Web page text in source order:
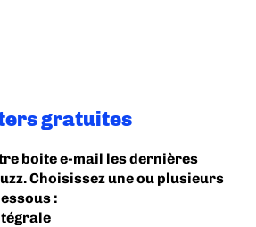
gratuites
boite e-mail les dernières
Choisissez une ou plusieurs
: